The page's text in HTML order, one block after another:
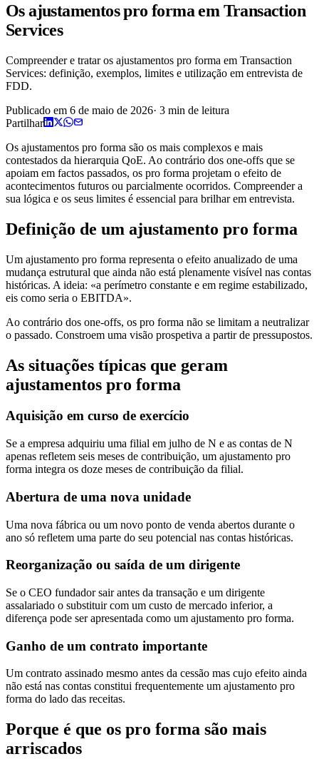
Os ajustamentos pro forma em Transaction
Services
Compreender e tratar os ajustamentos pro forma em Transaction
Services: definição, exemplos, limites e utilização em entrevista de
FDD.
Publicado em 6 de maio de 2026· 3 min de leitura
Partilhar
Os ajustamentos pro forma são os mais complexos e mais
contestados da hierarquia QoE. Ao contrário dos one-offs que se
apoiam em factos passados, os pro forma projetam o efeito de
acontecimentos futuros ou parcialmente ocorridos. Compreender a
sua lógica e os seus limites é essencial para brilhar em entrevista.
Definição de um ajustamento pro forma
Um ajustamento pro forma representa o efeito anualizado de uma
mudança estrutural que ainda não está plenamente visível nas contas
históricas. A ideia: «a perímetro constante e em regime estabilizado,
eis como seria o EBITDA».
Ao contrário dos one-offs, os pro forma não se limitam a neutralizar
o passado. Constroem uma visão prospetiva a partir de pressupostos.
As situações típicas que geram
ajustamentos pro forma
Aquisição em curso de exercício
Se a empresa adquiriu uma filial em julho de N e as contas de N
apenas refletem seis meses de contribuição, um ajustamento pro
forma integra os doze meses de contribuição da filial.
Abertura de uma nova unidade
Uma nova fábrica ou um novo ponto de venda abertos durante o
ano só refletem uma parte do seu potencial nas contas históricas.
Reorganização ou saída de um dirigente
Se o CEO fundador sair antes da transação e um dirigente
assalariado o substituir com um custo de mercado inferior, a
diferença pode ser apresentada como um ajustamento pro forma.
Ganho de um contrato importante
Um contrato assinado mesmo antes da cessão mas cujo efeito ainda
não está nas contas constitui frequentemente um ajustamento pro
forma do lado das receitas.
Porque é que os pro forma são mais
arriscados